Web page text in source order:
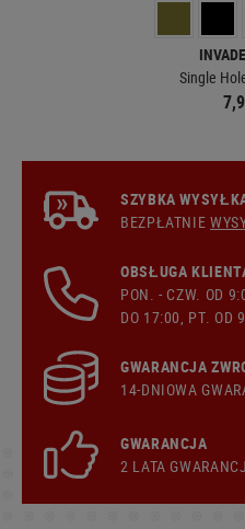
Single
SZYBKA
BEZPŁATNIE
OBSŁUGA
PON. - CZW. OD
DO 17:00, PT. OD
GWARANCJA
14-DNIOWA
GWARANCJA
2 LATA